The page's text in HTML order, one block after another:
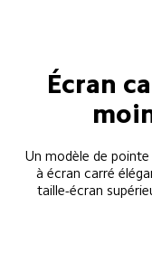
Écran
Un modèle de pointe
à écran carré
taille-écran